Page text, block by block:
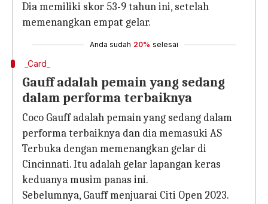
Dia memiliki skor 53-9 tahun ini, setelah
memenangkan empat gelar.
Anda sudah 20% selesai
_Card_
Gauff adalah pemain yang sedang
dalam performa terbaiknya
Coco Gauff adalah pemain yang sedang dalam
performa terbaiknya dan dia memasuki AS
Terbuka dengan memenangkan gelar di
Cincinnati. Itu adalah gelar lapangan keras
keduanya musim panas ini.
Sebelumnya, Gauff menjuarai Citi Open 2023.